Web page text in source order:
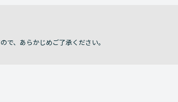
、あらかじめご了承ください。